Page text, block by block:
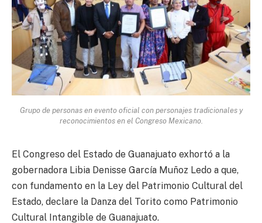
Grupo de personas en evento oficial con personajes tradicionales y
reconocimientos en el Congreso Mexicano.
El Congreso del Estado de Guanajuato exhortó a la
gobernadora Libia Denisse García Muñoz Ledo a que,
con fundamento en la Ley del Patrimonio Cultural del
Estado, declare la Danza del Torito como Patrimonio
Cultural Intangible de Guanajuato.